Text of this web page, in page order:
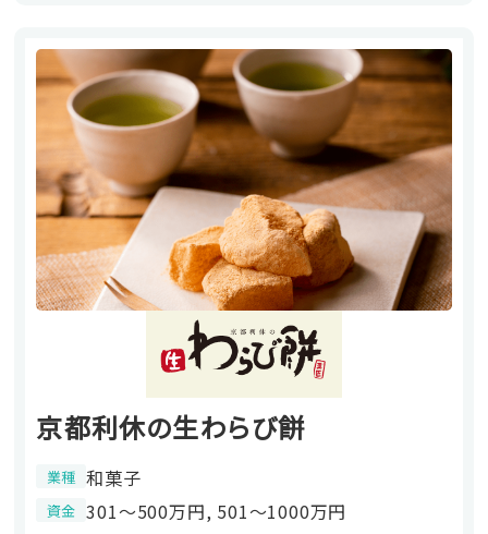
京都利休の生わらび餅
業種 和菓子
資金 301〜500万円, 501〜1000万円